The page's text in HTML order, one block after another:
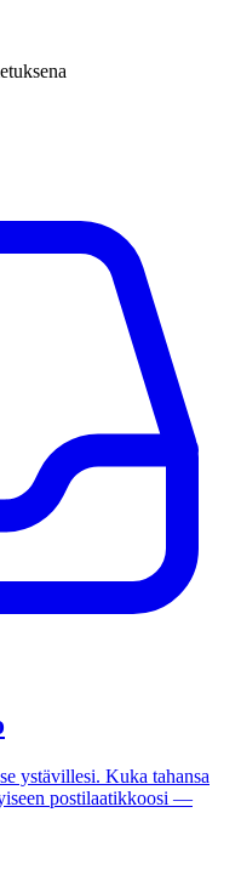
ystävillesi. Kuka tahansa
postilaatikkoosi —